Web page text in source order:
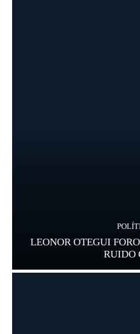
LEONOR OTEGUI
RUIDO